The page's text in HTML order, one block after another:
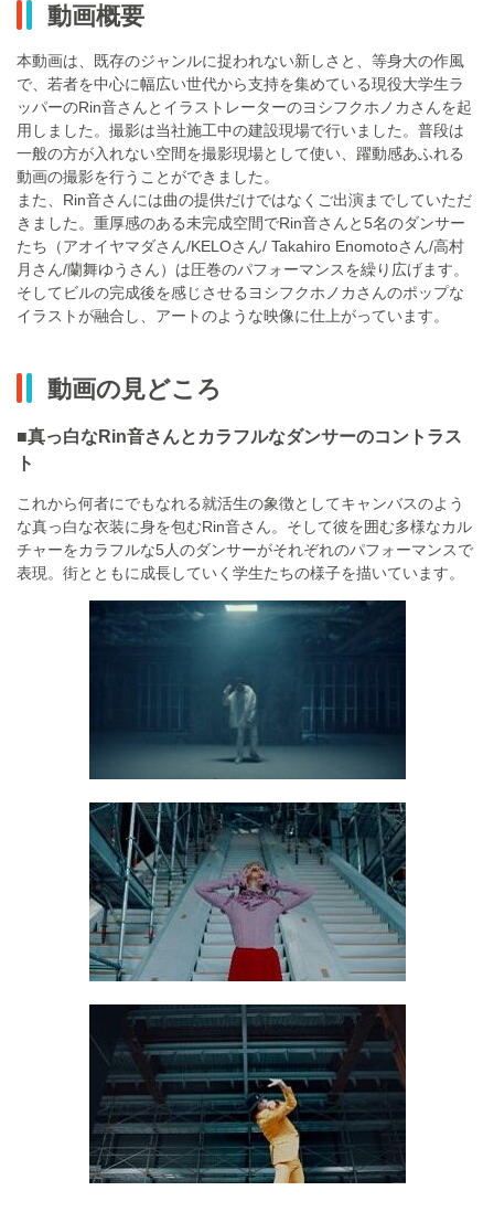
動画概要
本動画は、既存のジャンルに捉われない新しさと、等身大の作風
で、若者を中心に幅広い世代から支持を集めている現役大学生ラ
ッパーのRin音さんとイラストレーターのヨシフクホノカさんを起
用しました。撮影は当社施工中の建設現場で行いました。普段は
一般の方が入れない空間を撮影現場として使い、躍動感あふれる
動画の撮影を行うことができました。
また、Rin音さんには曲の提供だけではなくご出演までしていただ
きました。重厚感のある未完成空間でRin音さんと5名のダンサー
たち（アオイヤマダさん/KELOさん/ Takahiro Enomotoさん/高村
月さん/蘭舞ゆうさん）は圧巻のパフォーマンスを繰り広げます。
そしてビルの完成後を感じさせるヨシフクホノカさんのポップな
イラストが融合し、アートのような映像に仕上がっています。
動画の見どころ
■真っ白なRin音さんとカラフルなダンサーのコントラス
ト
これから何者にでもなれる就活生の象徴としてキャンバスのよう
な真っ白な衣装に身を包むRin音さん。そして彼を囲む多様なカル
チャーをカラフルな5人のダンサーがそれぞれのパフォーマンスで
表現。街とともに成長していく学生たちの様子を描いています。